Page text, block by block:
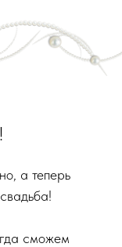
а теперь
сможем